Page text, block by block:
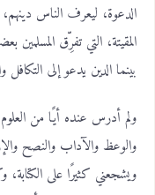
الدعوة، ليعرف الناس دينهم،
المقيتة، التي تفرِّق
بينما الدين يدعو إلى
ولم أدرس عنده أيًا من
والوعظ والآداب والنصح
ويشجعني كثيرًا على